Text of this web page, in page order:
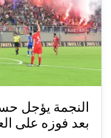
النجمة يؤجل
بعد فوزه على